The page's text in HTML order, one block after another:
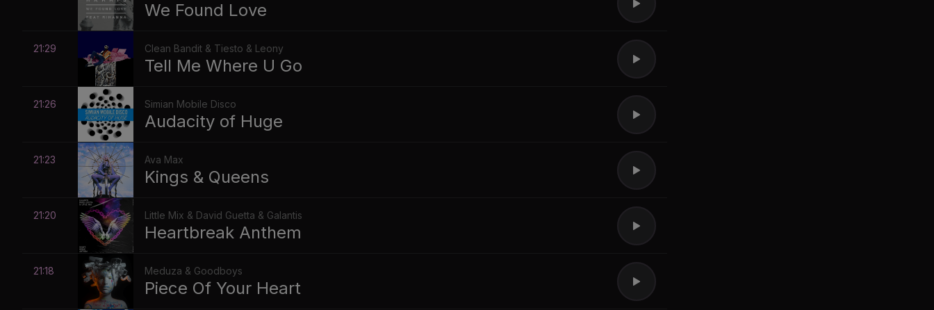
We Found Love
21:29 Clean Bandit & Tiesto & Leony
Tell Me Where U Go
21:26 Simian Mobile Disco
Audacity of Huge
21:23 Ava Max
Kings & Queens
21:20 Little Mix & David Guetta & Galantis
Heartbreak Anthem
21:18 Meduza & Goodboys
Piece Of Your Heart